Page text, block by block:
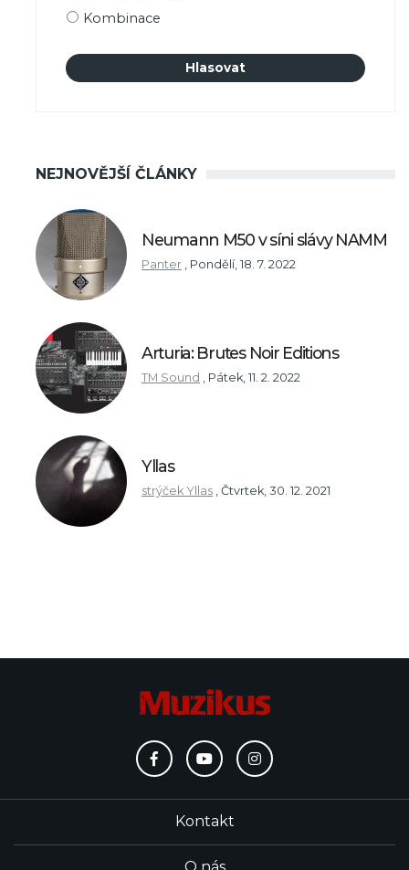
Kombinace
NEJNOVĚJŠÍ ČLÁNKY
Neumann M50 v síni slávy NAMM
Panter , Pondělí, 18. 7. 2022
Arturia: Brutes Noir Editions
TM Sound , Pátek, 11. 2. 2022
Yllas
strýček Yllas , Čtvrtek, 30. 12. 2021
Kontakt